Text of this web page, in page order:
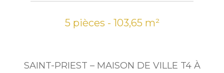
5 pièces - 103,65 m²
SAINT-PRIEST – MAISON DE VILLE T4 À